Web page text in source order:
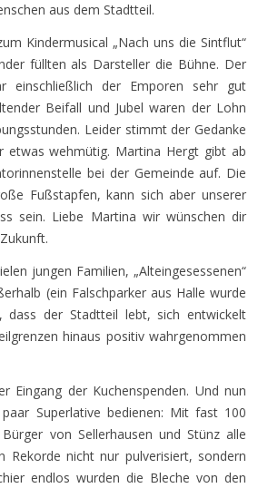
aus dem Stadtteil.
Kindermusical „Nach uns die Sintflut“
füllten als Darsteller die Bühne. Der
einschließlich der Emporen sehr gut
Beifall und Jubel waren der Lohn
Leider stimmt der Gedanke
etwas wehmütig. Martina Hergt gibt ab
bei der Gemeinde auf. Die
Fußstapfen, kann sich aber unserer
sein. Liebe Martina wir wünschen dir
jungen Familien, „Alteingesessenen“
(ein Falschparker aus Halle wurde
dass der Stadtteil lebt, sich entwickelt
hinaus positiv wahrgenommen
Eingang der Kuchenspenden. Und nun
Superlative bedienen: Mit fast 100
von Sellerhausen und Stünz alle
Rekorde nicht nur pulverisiert, sondern
endlos wurden die Bleche von den